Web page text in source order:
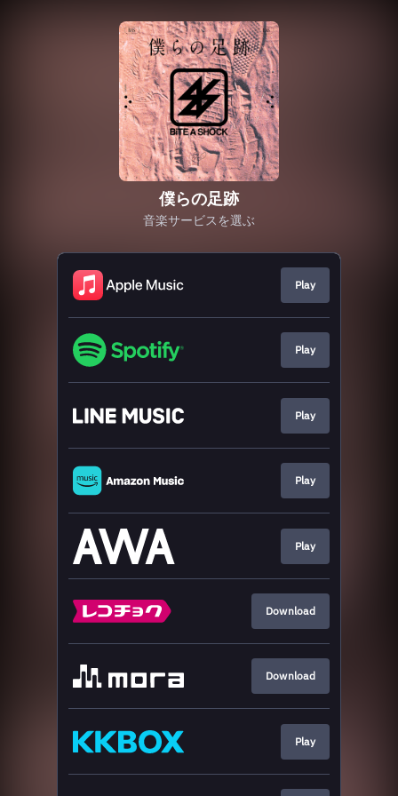
僕らの足跡
音楽サービスを選ぶ
Play
Play
Play
Play
Play
Download
Download
Play